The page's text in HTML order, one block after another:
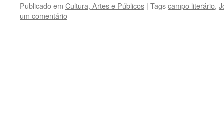
Publicado em Cultura, Artes e Públicos | Tagscampo literário,
um comentário